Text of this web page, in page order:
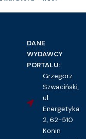
DANE
WYDAWCY
PORTALU:
Grzegorz
Szwaciński,
ul.
Energetyka
2, 62-510
Konin